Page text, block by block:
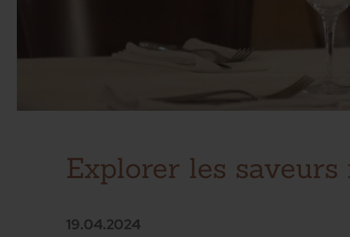
Explorer les
19.04.2024